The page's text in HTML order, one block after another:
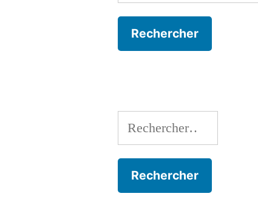
Rechercher :